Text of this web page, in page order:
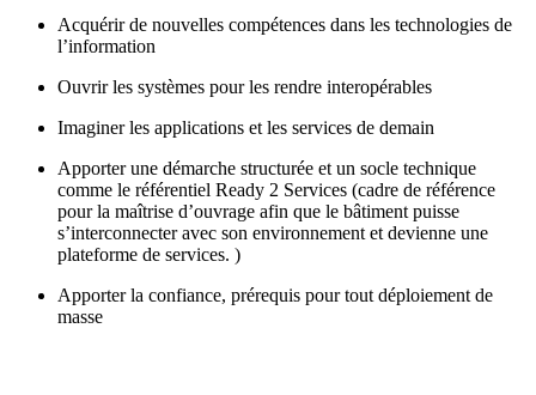
Acquérir de nouvelles compétences dans les technologies de
l’information
Ouvrir les systèmes pour les rendre interopérables
Imaginer les applications et les services de demain
Apporter une démarche structurée et un socle technique
comme le référentiel Ready 2 Services (cadre de référence
pour la maîtrise d’ouvrage afin que le bâtiment puisse
s’interconnecter avec son environnement et devienne une
plateforme de services. )
Apporter la confiance, prérequis pour tout déploiement de
masse